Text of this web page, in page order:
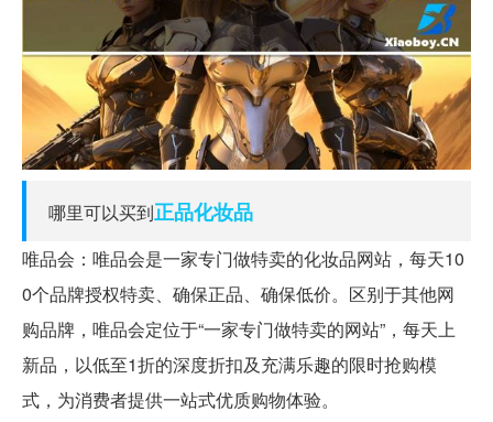
哪里可以买到正品化妆品
唯品会：唯品会是一家专门做特卖的化妆品网站，每天10
0个品牌授权特卖、确保正品、确保低价。区别于其他网
购品牌，唯品会定位于“一家专门做特卖的网站”，每天上
新品，以低至1折的深度折扣及充满乐趣的限时抢购模
式，为消费者提供一站式优质购物体验。